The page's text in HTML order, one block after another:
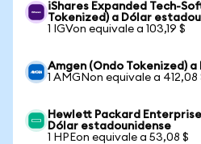
iShares Expanded Tech-
Tokenized) a Dólar
1 IGVon equivale a 103,19 $
Amgen (Ondo Tokenized)
1 AMGNon equivale a 412,08
Hewlett Packard
Dólar estadounidense
1 HPEon equivale a 53,08 $